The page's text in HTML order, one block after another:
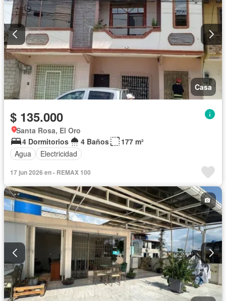
Casa
$ 135.000
Santa Rosa, El Oro
4 Dormitorios
4 Baños
177 m²
Agua
Electricidad
17 jun 2026 en - REMAX 100